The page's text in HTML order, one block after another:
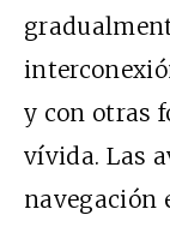
y con otras
vívida. Las
navegación